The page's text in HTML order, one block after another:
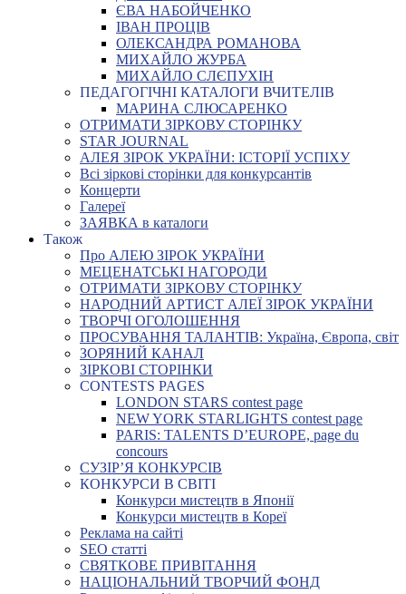
ЄВА НАБОЙЧЕНКО
ІВАН ПРОЦІВ
ОЛЕКСАНДРА РОМАНОВА
МИХАЙЛО ЖУРБА
МИХАЙЛО СЛЄПУХІН
ПЕДАГОГІЧНІ КАТАЛОГИ ВЧИТЕЛІВ
МАРИНА СЛЮСАРЕНКО
ОТРИМАТИ ЗІРКОВУ СТОРІНКУ
STAR JOURNAL
АЛЕЯ ЗІРОК УКРАЇНИ: ІСТОРІЇ УСПІХУ
Всі зіркові сторінки для конкурсантів
Концерти
Галереї
ЗАЯВКА в каталоги
Також
Про АЛЕЮ ЗІРОК УКРАЇНИ
МЕЦЕНАТСЬКІ НАГОРОДИ
ОТРИМАТИ ЗІРКОВУ СТОРІНКУ
НАРОДНИЙ АРТИСТ АЛЕЇ ЗІРОК УКРАЇНИ
ТВОРЧІ ОГОЛОШЕННЯ
ПРОСУВАННЯ ТАЛАНТІВ: Україна, Європа, світ
ЗОРЯНИЙ КАНАЛ
ЗІРКОВІ СТОРІНКИ
CONTESTS PAGES
LONDON STARS contest page
NEW YORK STARLIGHTS contest page
PARIS: TALENTS D’EUROPE, page du
concours
СУЗІР’Я КОНКУРСІВ
КОНКУРСИ В СВІТІ
Конкурси мистецтв в Японії
Конкурси мистецтв в Кореї
Реклама на сайті
SEO статті
СВЯТКОВЕ ПРИВІТАННЯ
НАЦІОНАЛЬНИЙ ТВОРЧИЙ ФОНД